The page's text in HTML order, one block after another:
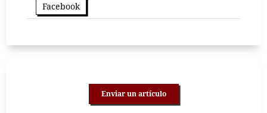
Facebook
Enviar un artículo